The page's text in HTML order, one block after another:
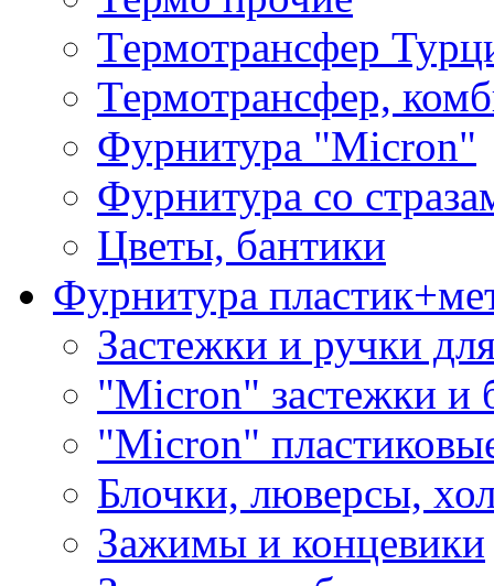
Термотрансфер
Термотрансфер,
Фурнитура "Micron"
Фурнитура со
Цветы, бантики
Фурнитура
Застежки и ручки
"Micron" застежки и
"Micron"
Блочки, люверсы,
Зажимы и концевики